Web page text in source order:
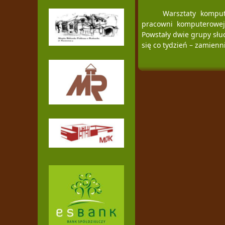
Warsztaty
pracowni
Powstały dwie grupy
się co tydzień –